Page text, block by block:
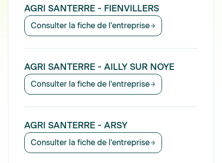
AGRI SANTERRE - FIENVILLERS
Consulter la fiche de l'entreprise
AGRI SANTERRE - AILLY SUR NOYE
Consulter la fiche de l'entreprise
AGRI SANTERRE - ARSY
Consulter la fiche de l'entreprise